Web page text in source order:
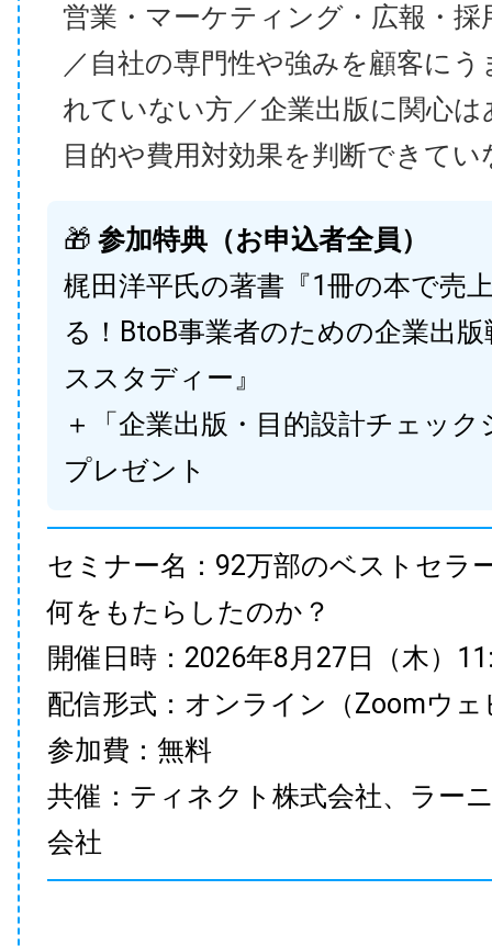
営業・マーケティング・広報・採
／自社の専門性や強みを顧客に
れていない方／企業出版に関心
目的や費用対効果を判断できてい
🎁 参加特典（お申込者全員）
梶田洋平氏の著書『1冊の本で売
る！BtoB事業者のための企業出
ススタディー』
＋「企業出版・目的設計チェック
プレゼント
セミナー名：92万部のベストセラ
何をもたらしたのか？
開催日時：2026年8月27日（木）
配信形式：オンライン（Zoomウェ
参加費：無料
共催：ティネクト株式会社、ラー
会社